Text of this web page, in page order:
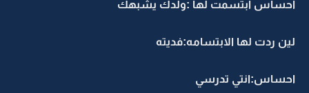
احساس ابتسمت لها :ولدك يشبهك
لين ردت لها الابتسامه:فديته
احساس:انتي تدرسي